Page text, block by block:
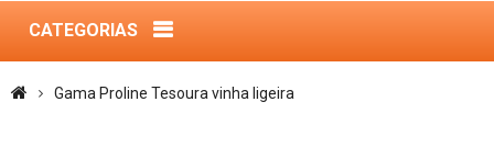
CATEGORIAS
Gama Proline Tesoura vinha ligeira